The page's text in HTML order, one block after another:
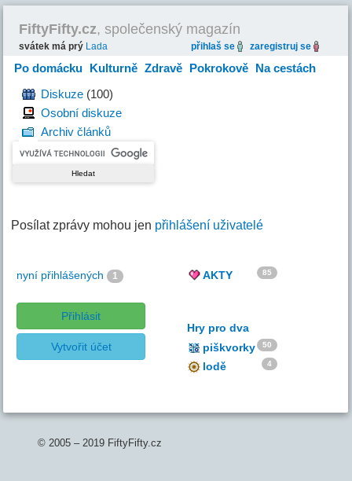
FiftyFifty.cz, společenský magazín
svátek má prý Lada přihlaš se zaregistruj se
Po domácku Kulturně Zdravě Pokrokově Na cestách
HravěDiskuze (100)
Osobní diskuze
Archiv článků
Posílat zprávy mohou jen přihlášení uživatelé
nyní přihlášených 1
Přihlásit
Vytvořit účet
AKTY 85
Hry pro dva
piškvorky
50
lodě 4
© 2005 – 2019 FiftyFifty.cz